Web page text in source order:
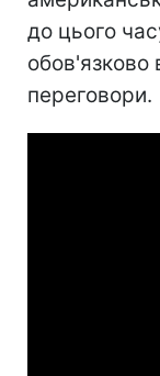
до цього
обов'язково
переговори.